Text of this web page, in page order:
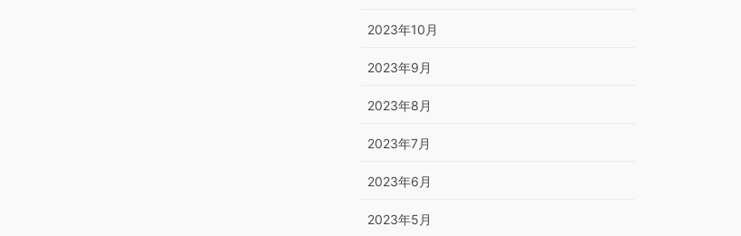
2023年10月
2023年9月
2023年8月
2023年7月
2023年6月
2023年5月